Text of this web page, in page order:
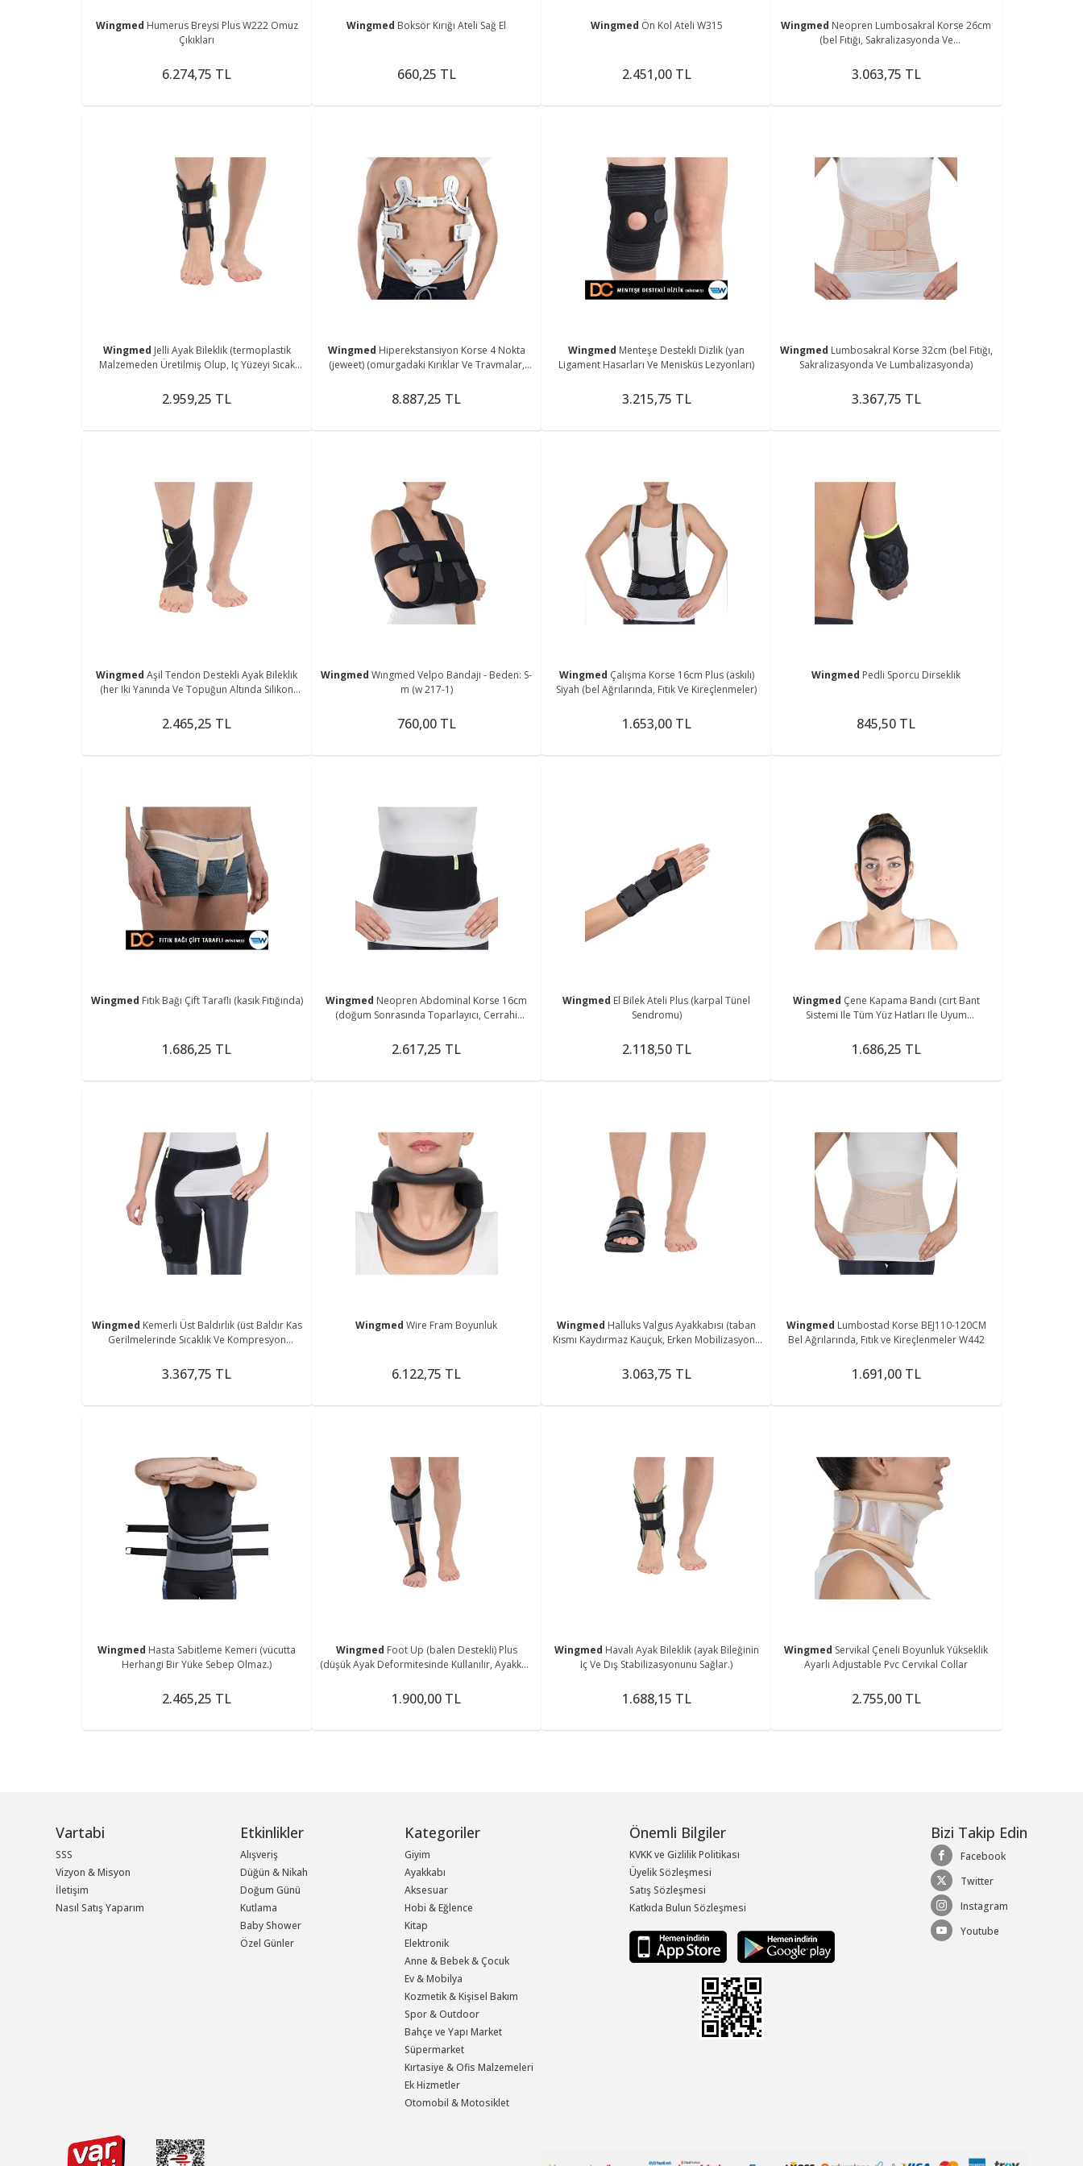
Wingmed Humerus Breysi Plus W222 Omuz
Çıkıkları
6.274,75 TL
Wingmed Boksör Kırığı Ateli Sağ El
660,25 TL
Wingmed Ön Kol Ateli W315
2.451,00 TL
Wingmed Neopren Lumbosakral Korse 26cm
(bel Fıtığı, Sakralizasyonda Ve
3.063,75 TL
Wingmed Jelli Ayak Bileklik (termoplastik
Malzemeden Üretilmiş Olup, Iç Yüzeyi Sıcak
2.959,25 TL
Wingmed Hiperekstansiyon Korse 4 Nokta
(jeweet) (omurgadaki Kırıklar Ve Travmalar,
8.887,25 TL
Wingmed Menteşe Destekli Dizlik (yan
Ligament Hasarları Ve Menisküs Lezyonları)
3.215,75 TL
Wingmed Lumbosakral Korse 32cm (bel Fıtığı,
Sakralizasyonda Ve Lumbalizasyonda)
3.367,75 TL
WingmedAşil Tendon Destekli Ayak Bileklik
(her Iki Yanında Ve Topuğun Altında Silikon
2.465,25 TL
WingmedWıngmed Velpo Bandajı - Beden: S-
m (w 217-1)
760,00 TL
Wingmed Çalışma Korse 16cm Plus (askılı)
Siyah (bel Ağrılarında, Fıtık Ve Kireçlenmeler)
1.653,00 TL
Wingmed Pedli Sporcu Dirseklik
845,50 TL
Wingmed Fıtık Bağı Çift Taraflı (kasık Fıtığında)
1.686,25 TL
Wingmed Neopren Abdominal Korse 16cm
(doğum Sonrasında Toparlayıcı, Cerrahi
2.617,25 TL
Wingmed El Bilek Ateli Plus (karpal Tünel
Sendromu)
2.118,50 TL
Wingmed Çene Kapama Bandı (cırt Bant
Sistemi Ile Tüm Yüz Hatları Ile Uyum
1.686,25 TL
Wingmed Kemerli Üst Baldırlık (üst Baldır Kas
Gerilmelerinde Sıcaklık Ve Kompresyon
3.367,75 TL
WingmedWire Fram Boyunluk
6.122,75 TL
Wingmed Halluks Valgus Ayakkabısı (taban
Kısmı Kaydırmaz Kauçuk, Erken Mobilizasyona
3.063,75 TL
Wingmed Lumbostad Korse BEJ110-120CM
Bel Ağrılarında, Fıtık ve Kireçlenmeler W442
1.691,00 TL
Wingmed Hasta Sabitleme Kemeri (vücutta
Herhangi Bir Yüke Sebep Olmaz.)
2.465,25 TL
Wingmed Foot Up (balen Destekli) Plus
(düşük Ayak Deformitesinde Kullanılır, Ayakkab
1.900,00 TL
Wingmed Havalı Ayak Bileklik (ayak Bileğinin
Iç Ve Dış Stabilizasyonunu Sağlar.)
1.688,15 TL
Wingmed Servikal Çeneli Boyunluk Yükseklik
Ayarlı Adjustable Pvc Cervıkal Collar
2.755,00 TL
Vartabi
SSS
Vizyon & Misyon
İletişim
Nasıl Satış Yaparım
Etkinlikler
Alışveriş
Düğün & Nikah
Doğum Günü
Kutlama
Baby Shower
Özel Günler
Kategoriler
Giyim
Ayakkabı
Aksesuar
Hobi & Eğlence
Kitap
Elektronik
Anne & Bebek & Çocuk
Ev & Mobilya
Kozmetik & Kişisel Bakım
Spor & Outdoor
Bahçe ve Yapı Market
Süpermarket
Kırtasiye & Ofis Malzemeleri
Ek Hizmetler
Otomobil & Motosiklet
Önemli Bilgiler
KVKK ve Gizlilik Politikası
Üyelik Sözleşmesi
Satış Sözleşmesi
Katkıda Bulun Sözleşmesi
Bizi Takip Edin
Facebook
Twitter
Instagram
Youtube